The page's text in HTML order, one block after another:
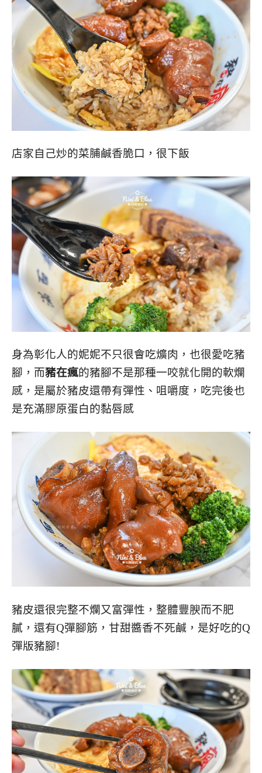
店家自己炒的菜脯鹹香脆口，很下飯
身為彰化人的妮妮不只很會吃爌肉，也很愛吃豬
腳，而豬在瘋的豬腳不是那種一咬就化開的軟爛
感，是屬於豬皮還帶有彈性、咀嚼度，吃完後也
是充滿膠原蛋白的黏唇感
豬皮還很完整不爛又富彈性，整體豐腴而不肥
膩，還有Q彈腳筋，甘甜醬香不死鹹，是好吃的Q
彈版豬腳!